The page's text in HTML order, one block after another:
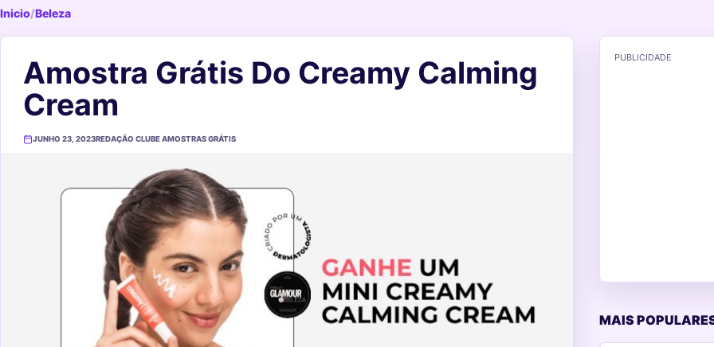
Inicio/Beleza
Amostra Grátis Do Creamy Calming
Cream
JUNHO 23, 2023REDAÇÃO CLUBE AMOSTRAS GRÁTIS
PUBLICIDADE
MAIS